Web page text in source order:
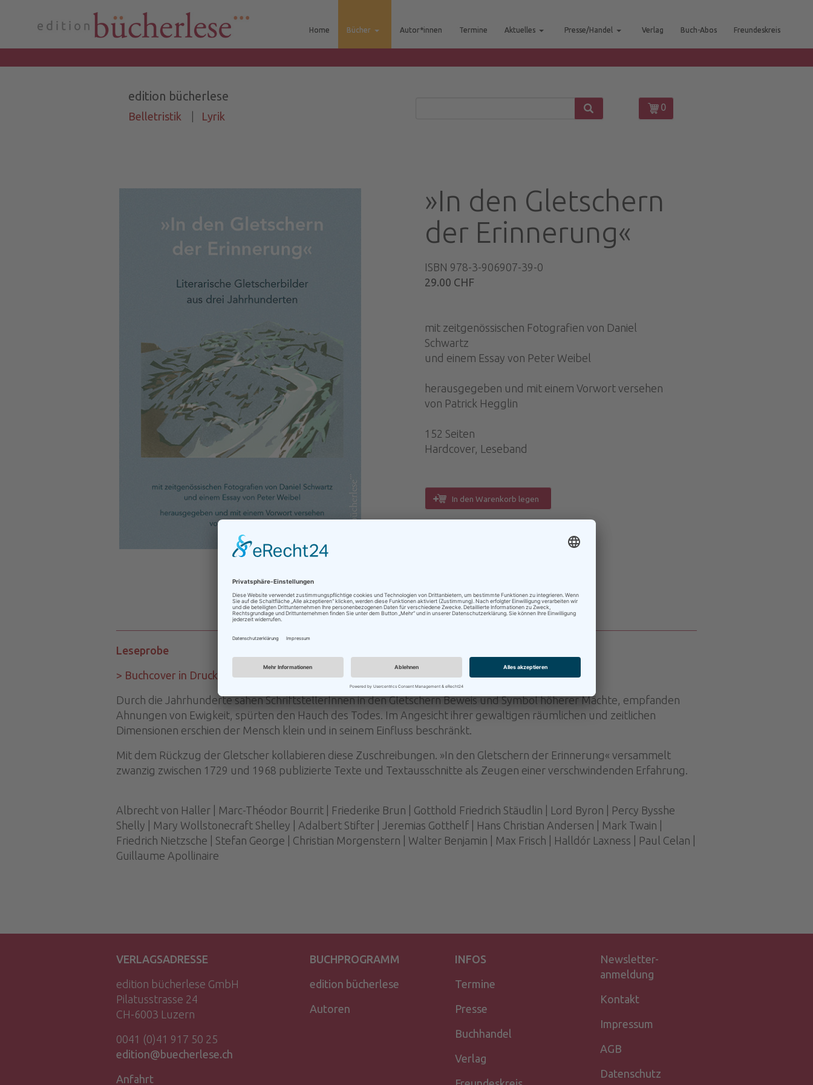
Home Bücher Autor*innen Termine Aktuelles Presse/Handel Verlag Buch-Abos Freundeskreis
edition bücherlese
Belletristik Lyrik
0
»In den Gletschern
der Erinnerung«
ISBN 978-3-906907-39-0
29.00 CHF
mit zeitgenössischen Fotografien von Daniel
Schwartz
und einem Essay von Peter Weibel
herausgegeben und mit einem Vorwort versehen
von Patrick Hegglin
152 Seiten
Hardcover, Leseband
In den Warenkorb legen
Leseprobe
> Buchcover in Druckqualität
Durch die Jahrhunderte sahen SchriftstellerInnen in den Gletschern Beweis und Symbol höherer Mächte, empfanden
Ahnungen von Ewigkeit, spürten den Hauch des Todes. Im Angesicht ihrer gewaltigen räumlichen und zeitlichen
Dimensionen erschien der Mensch klein und in seinem Einfluss beschränkt.
Mit dem Rückzug der Gletscher kollabieren diese Zuschreibungen. »In den Gletschern der Erinnerung« versammelt
zwanzig zwischen 1729 und 1968 publizierte Texte und Textausschnitte als Zeugen einer verschwindenden Erfahrung.
Albrecht von Haller | Marc-Théodor Bourrit | Friederike Brun | Gotthold Friedrich Stäudlin | Lord Byron | Percy Bysshe
Shelly | Mary Woll­stonecraft Shelley | Adalbert Stifter | Jeremias Gotthelf | Hans Christian Andersen | ­Mark Twain |
Friedrich Nietzsche | Stefan George | Christian Morgenstern | Walter Benjamin | Max Frisch | Halldór Laxness | Paul Celan |
Guillaume Apollinaire
VERLAGSADRESSE
edition bücherlese GmbH
Pilatusstrasse 24
CH-6003 Luzern
0041 (0)41 917 50 25
edition@buecherlese.ch
Anfahrt
BUCHPROGRAMM
edition bücherlese
Autoren
INFOS
Termine
Presse
Buchhandel
Verlag
Newsletter-
anmeldung
Kontakt
Impressum
AGB
Datenschutz